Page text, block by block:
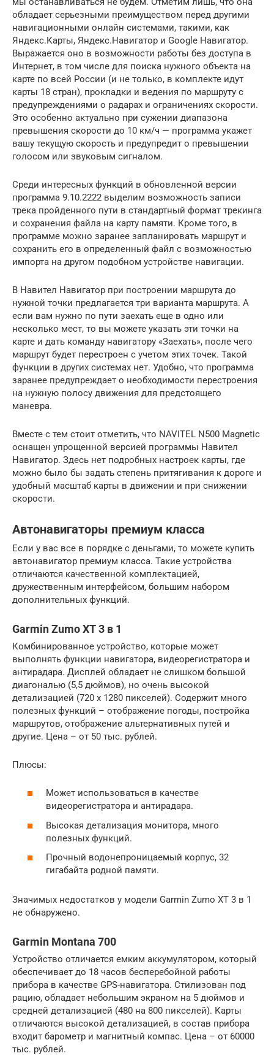
обладает серьезными преимуществом перед другими
навигационными онлайн системами, такими, как
Яндекс.Карты, Яндекс.Навигатор и Google Навигатор.
Выражается оно в возможности работы без доступа в
Интернет, в том числе для поиска нужного объекта на
карте по всей России (и не только, в комплекте идут
карты 18 стран), прокладки и ведения по маршруту с
предупреждениями о радарах и ограничениях скорости.
Это особенно актуально при сужении диапазона
превышения скорости до 10 км/ч — программа укажет
вашу текущую скорость и предупредит о превышении
голосом или звуковым сигналом.
Среди интересных функций в обновленной версии
программа 9.10.2222 выделим возможность записи
трека пройденного пути в стандартный формат трекинга
и сохранения файла на карту памяти. Кроме того, в
программе можно заранее запланировать маршрут и
сохранить его в определенный файл с возможностью
импорта на другом подобном устройстве навигации.
В Навител Навигатор при построении маршрута до
нужной точки предлагается три варианта маршрута. А
если вам нужно по пути заехать еще в одно или
несколько мест, то вы можете указать эти точки на
карте и дать команду навигатору «Заехать», после чего
маршрут будет перестроен с учетом этих точек. Такой
функции в других системах нет. Удобно, что программа
заранее предупреждает о необходимости перестроения
на нужную полосу движения для предстоящего
маневра.
Вместе с тем стоит отметить, что NAVITEL N500 Magnetic
оснащен упрощенной версией программы Навител
Навигатор. Здесь нет подробных настроек карты, где
можно было бы задать степень притягивания к дороге и
удобный масштаб карты в движении и при снижении
скорости.
Автонавигаторы премиум класса
Если у вас все в порядке с деньгами, то можете купить
автонавигатор премиум класса. Такие устройства
отличаются качественной комплектацией,
дружественным интерфейсом, большим набором
дополнительных функций.
Garmin Zumo XT 3 в 1
Комбинированное устройство, которые может
выполнять функции навигатора, видеорегистратора и
антирадара. Дисплей обладает не слишком большой
диагональю (5,5 дюймов), но очень высокой
детализацией (720 x 1280 пикселей). Содержит много
полезных функций – отображение погоды, постройка
маршрутов, отображение альтернативных путей и
другие. Цена – от 50 тыс. рублей.
Плюсы:
Может использоваться в качестве
видеорегистратора и антирадара.
Высокая детализация монитора, много
полезных функций.
Прочный водонепроницаемый корпус, 32
гигабайта родной памяти.
Значимых недостатков у модели Garmin Zumo XT 3 в 1
не обнаружено.
Garmin Montana 700
Устройство отличается емким аккумулятором, который
обеспечивает до 18 часов бесперебойной работы
прибора в качестве GPS-навигатора. Стилизован под
рацию, обладает небольшим экраном на 5 дюймов и
средней детализацией (480 на 800 пикселей). Карты
отличаются высокой детализацией, в состав прибора
входит барометр и магнитный компас. Цена – от 60000
тыс. рублей.